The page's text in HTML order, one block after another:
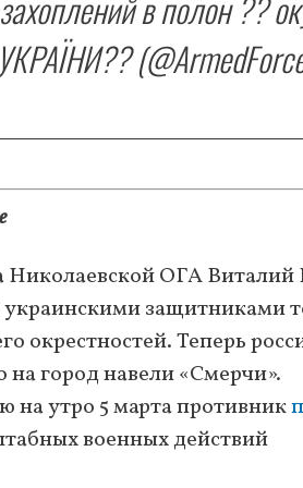
Николаевской ОГА
украинскими защитниками
окрестностей. Теперь
на город навели «Смерчи».
на утро 5 марта противник
военных действий